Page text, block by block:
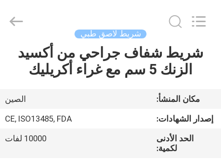
منزل،
منتجات
عرض
شريط لاصق طبي
شريط شفاف جراحي من أكسيد
الزنك 5 سم مع غراء أكريليك
مكان المنشأ:
الصين
إصدار الشهادات:
CE, ISO13485, FDA
الحد الأدنى
لكمية:
10000 لفات